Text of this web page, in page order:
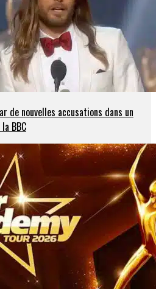
de nouvelles accusations dans un
BBC